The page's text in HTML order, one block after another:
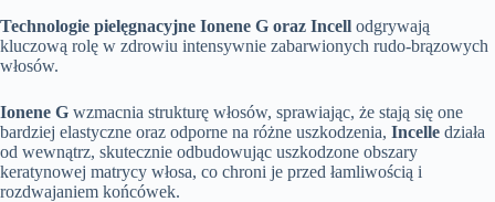
Technologie pielęgnacyjne Ionene G oraz Incell odgrywają
kluczową rolę w zdrowiu intensywnie zabarwionych rudo-brązowych
włosów.
Ionene G wzmacnia strukturę włosów, sprawiając, że stają się one
bardziej elastyczne oraz odporne na różne uszkodzenia, Incelle działa
od wewnątrz, skutecznie odbudowując uszkodzone obszary
keratynowej matrycy włosa, co chroni je przed łamliwością i
rozdwajaniem końcówek.